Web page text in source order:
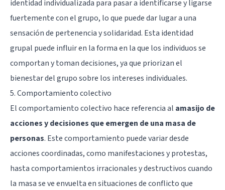
identidad individualizada para pasar a identificarse y ligarse
fuertemente con el grupo, lo que puede dar lugar a una
sensación de pertenencia y solidaridad. Esta identidad
grupal puede influir en la forma en la que los individuos se
comportan y toman decisiones, ya que priorizan el
bienestar del grupo sobre los intereses individuales.
5. Comportamiento colectivo
El comportamiento colectivo hace referencia al amasijo de
acciones y decisiones que emergen de una masa de
personas. Este comportamiento puede variar desde
acciones coordinadas, como manifestaciones y protestas,
hasta comportamientos irracionales y destructivos cuando
la masa se ve envuelta en situaciones de conflicto que